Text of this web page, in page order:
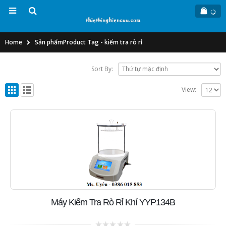
Home Sản phẩmProduct Tag - kiểm tra rò rỉ
Sort By:
View:
Máy Kiểm Tra Rò Rỉ Khí YYP134B